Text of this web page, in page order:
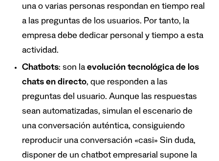
una o varias personas respondan en tiempo real
a las preguntas de los usuarios. Por tanto, la
empresa debe dedicar personal y tiempo a esta
actividad.
Chatbots: son la evolución tecnológica de los
chats en directo, que responden a las
preguntas del usuario. Aunque las respuestas
sean automatizadas, simulan el escenario de
una conversación auténtica, consiguiendo
reproducir una conversación «casi» Sin duda,
disponer de un chatbot empresarial supone la